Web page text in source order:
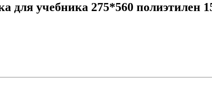
для учебника 275*560 полиэтилен